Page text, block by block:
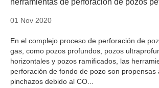
herramientas de perforación de pozos
01 Nov 2020
En el complejo proceso de perforación de
gas, como pozos profundos, pozos
horizontales y pozos ramificados, las
perforación de fondo de pozo son propensas
pinchazos debido al CO...